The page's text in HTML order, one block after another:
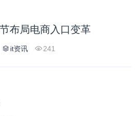
布局电商入口变革
it资讯 241